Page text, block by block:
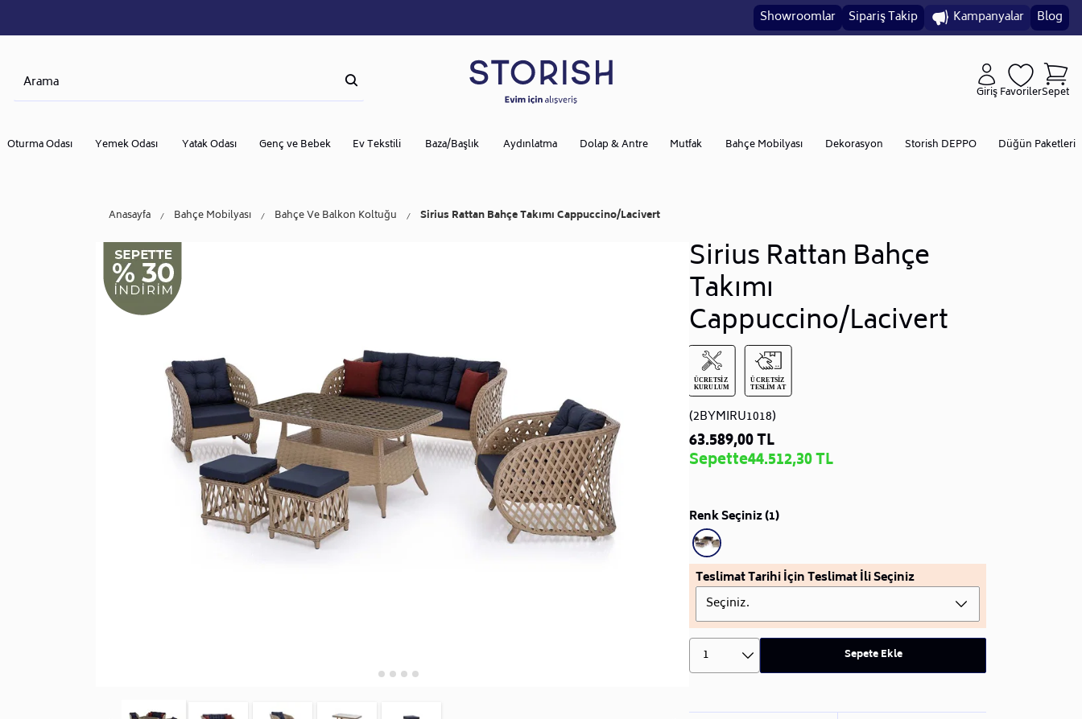
Showroomlar Sipariş Takip Kampanyalar Blog
GirişFavorilerSepet
Oturma Odası Yemek Odası Yatak Odası Genç ve Bebek Ev Tekstili Baza/Başlık Aydınlatma Dolap & Antre Mutfak Bahçe Mobilyası Dekorasyon Storish DEPPO Düğün Paketleri
Anasayfa Bahçe Mobilyası Bahçe Ve Balkon Koltuğu Sirius Rattan Bahçe Takımı Cappuccino/Lacivert
Sirius Rattan Bahçe
Takımı
Cappuccino/Lacivert
(2BYMIRU1018)
63.589,00 TL
Sepette44.512,30 TL
Renk Seçiniz (1)
Teslimat Tarihi İçin Teslimat İli Seçiniz
Seçiniz.
1 Sepete Ekle